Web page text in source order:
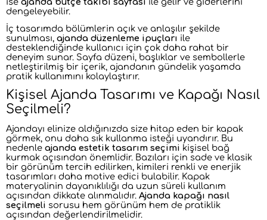
dengeleyebilir.
İç tasarımda bölümlerin açık ve anlaşılır şekilde
sunulması, ajanda düzenleme ipuçları ile
desteklendiğinde kullanıcı için çok daha rahat bir
deneyim sunar. Sayfa düzeni, başlıklar ve sembollerle
netleştirilmiş bir içerik, ajandanın gündelik yaşamda
pratik kullanımını kolaylaştırır.
Kişisel Ajanda Tasarımı ve Kapağı Nasıl
Seçilmeli?
Ajandayı elinize aldığınızda size hitap eden bir kapak
görmek, onu daha sık kullanma isteği uyandırır. Bu
nedenle ajanda estetik tasarım seçimi kişisel bağ
kurmak açısından önemlidir. Bazıları için sade ve klasik
bir görünüm tercih edilirken, kimileri renkli ve enerjik
tasarımları daha motive edici bulabilir. Kapak
materyalinin dayanıklılığı da uzun süreli kullanım
açısından dikkate alınmalıdır. Ajanda kapağı nasıl
seçilmeli sorusu hem görünüm hem de pratiklik
açısından değerlendirilmelidir.